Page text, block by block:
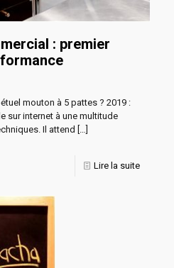
: premier
mouton à 5 pattes ? 2019 :
sur internet à une multitude
Il attend […]
Lire la suite